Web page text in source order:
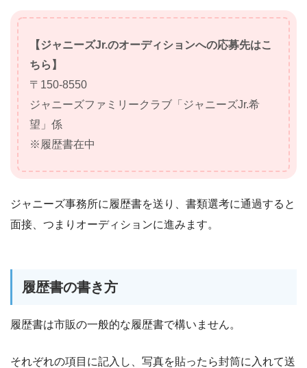
【ジャニーズJr.のオーディションへの応募先はこ
ちら】
〒150-8550
ジャニーズファミリークラブ「ジャニーズJr.希
望」係
※履歴書在中
ジャニーズ事務所に履歴書を送り、書類選考に通過すると
面接、つまりオーディションに進みます。
履歴書の書き方
履歴書は市販の一般的な履歴書で構いません。
それぞれの項目に記入し、写真を貼ったら封筒に入れて送